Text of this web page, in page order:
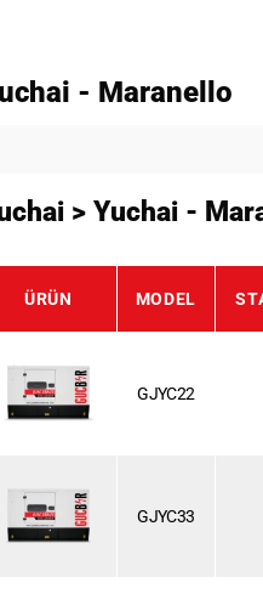
- Maranello
> Yuchai -
ÜRÜN MODEL
GJYC22
GJYC33